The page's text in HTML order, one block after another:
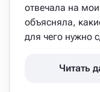
отвечала на
объясняла,
для чего нужно
Читать